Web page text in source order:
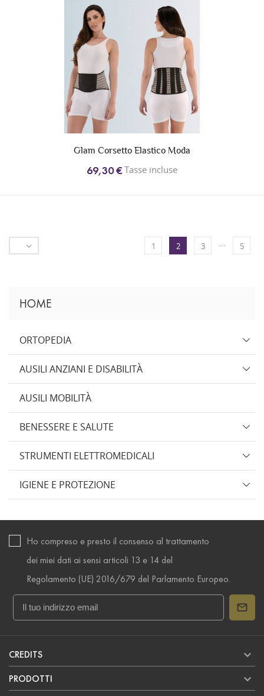
HOME
ORTOPEDIA
AUSILI ANZIANI E DISABILITÀ
AUSILI MOBILITÀ
BENESSERE E SALUTE
STRUMENTI ELETTROMEDICALI
IGIENE E PROTEZIONE
Glam Corsetto Elastico Moda
69,30 € Tasse incluse
 1 2 3 5
Ho compreso e presto il consenso al trattamento
dei miei dati ai sensi articoli 13 e 14 del
Regolamento (UE) 2016/679 del Parlamento Europeo.
CREDITS 
PRODOTTI 